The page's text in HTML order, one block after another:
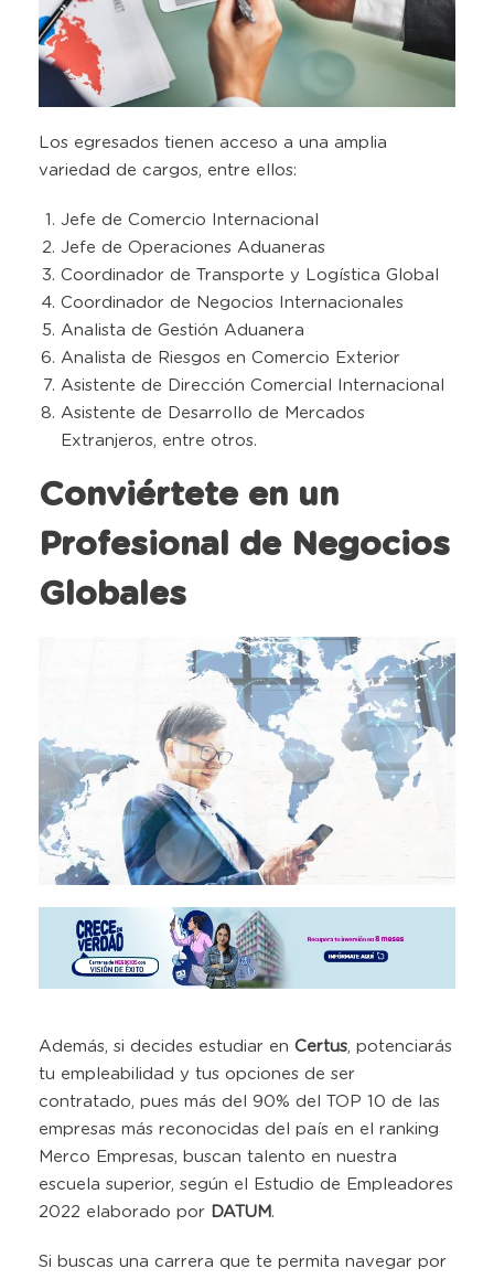
Los egresados tienen acceso a una amplia
variedad de cargos, entre ellos:
Jefe de Comercio Internacional
Jefe de Operaciones Aduaneras
Coordinador de Transporte y Logística Global
Coordinador de Negocios Internacionales
Analista de Gestión Aduanera
Analista de Riesgos en Comercio Exterior
Asistente de Dirección Comercial Internacional
Asistente de Desarrollo de Mercados
Extranjeros, entre otros.
Conviértete en un
Profesional de Negocios
Globales
Además, si decides estudiar en Certus, potenciarás
tu empleabilidad y tus opciones de ser
contratado, pues más del 90% del TOP 10 de las
empresas más reconocidas del país en el ranking
Merco Empresas, buscan talento en nuestra
escuela superior, según el Estudio de Empleadores
2022 elaborado por DATUM .
Si buscas una carrera que te permita navegar por